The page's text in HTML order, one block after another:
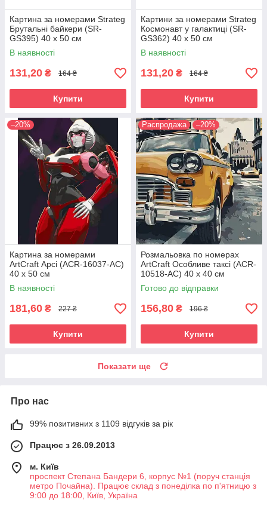
Картина за номерами Strateg
Брутальні байкери (SR-
GS395) 40 х 50 см
В наявності
131,20 ₴ 164 ₴
Купити
Картини за номерами Strateg
Космонавт у галактиці (SR-
GS362) 40 х 50 см
В наявності
131,20 ₴ 164 ₴
Купити
–20%
Картина за номерами
ArtCraft Арсі (ACR-16037-AC)
40 х 50 см
В наявності
181,60 ₴ 227 ₴
Купити
Распродажа –20%
Розмальовка по номерах
ArtCraft Особливе таксі (ACR-
10518-AC) 40 х 40 см
Готово до відправки
156,80 ₴ 196 ₴
Купити
Показати ще
Про нас
99% позитивних з 1109 відгуків за рік
Працює з 26.09.2013
м. Київ
проспект Степана Бандери 6, корпус №1 (поруч станція
метро Почайна). Працює склад з понеділка по п'ятницю з
9:00 до 18:00, Київ, Україна